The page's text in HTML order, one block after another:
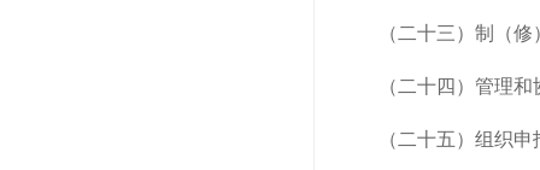
（二十三）制（
（二十四）管理
（二十五）组织